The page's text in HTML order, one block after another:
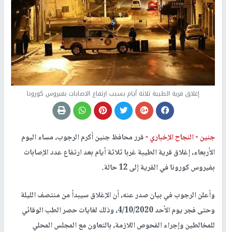
إغلاق قرية الطيبة ثلاثة أيام بسبب ارتفاع الاصابات بفيروس كورونا
جنين -النجاح الإخباري -قرر محافظ جنين أكرم الرجوب، مساء اليوم
الأربعاء، إغلاق قرية الطيبة غربا ثلاثة أيام بعد ارتفاع عدد الإصابات
بفيروس كورونا في القرية إلى 12 حالة.
وأعلن الرجوب في بيان صدر عنه، أن الإغلاق سيبدأ من منتصف الليلة
وحتى فجر يوم الأحد 4/10/2020، وذلك لغايات حصر الطب الوقائي
للمخالطين وإجراء الفحوص اللازمة، بالتعاون مع المجلس المحلي